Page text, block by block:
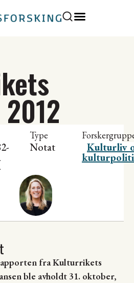
Type
Notat Kulturliv
fra Kulturrikets
ble avholdt 31. oktober,